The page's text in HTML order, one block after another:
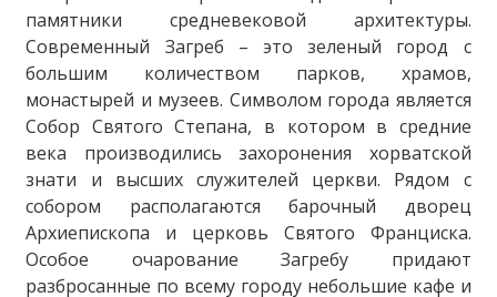
памятники средневековой архитектуры.
Современный Загреб – это зеленый город с
большим количеством парков, храмов,
монастырей и музеев. Символом города является
Собор Святого Степана, в котором в средние
века производились захоронения хорватской
знати и высших служителей церкви. Рядом с
собором располагаются барочный дворец
Архиепископа и церковь Святого Франциска.
Особое очарование Загребу придают
разбросанные по всему городу небольшие кафе и